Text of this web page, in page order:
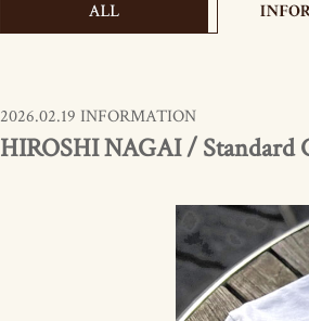
2026.02.19 INFORMATION
HIROSHI NAGAI / Standard